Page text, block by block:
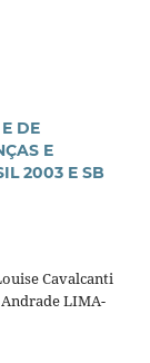
DE
E
2003 E SB
Cavalcanti
Andrade LIMA-